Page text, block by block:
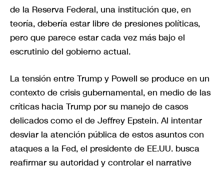
de la Reserva Federal, una institución que, en
teoría, debería estar libre de presiones políticas,
pero que parece estar cada vez más bajo el
escrutinio del gobierno actual.
La tensión entre Trump y Powell se produce en un
contexto de crisis gubernamental, en medio de las
críticas hacia Trump por su manejo de casos
delicados como el de Jeffrey Epstein. Al intentar
desviar la atención pública de estos asuntos con
ataques a la Fed, el presidente de EE.UU. busca
reafirmar su autoridad y controlar el narrative